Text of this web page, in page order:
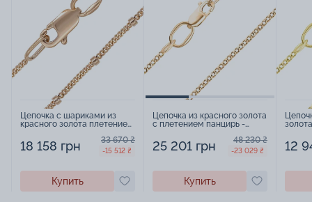
Цепочка с шариками из
красного золота плетение
18 158 грн 33 670 ₴
-15 512 ₴
Купить
Цепочка из красного золота
с плетением панцирь -
25 201 грн 48 230 ₴
-23 029 ₴
Купить
12